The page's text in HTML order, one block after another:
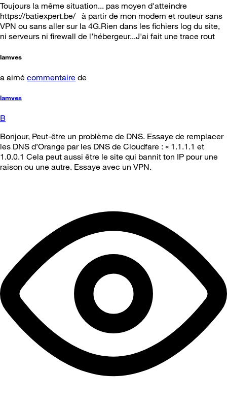
Toujours la même situation... pas moyen d'atteindre
https://batiexpert.be/ à partir de mon modem et routeur sans
VPN ou sans aller sur la 4G.Rien dans les fichiers log du site,
ni serveurs ni firewall de l’hébergeur...J'ai fait une trace rout
lamves
a aimé commentaire de
lamves
B
Bonjour, Peut-être un problème de DNS. Essaye de remplacer
les DNS d’Orange par les DNS de Cloudfare : « 1.1.1.1 et
1.0.0.1 Cela peut aussi être le site qui bannit ton IP pour une
raison ou une autre. Essaye avec un VPN.